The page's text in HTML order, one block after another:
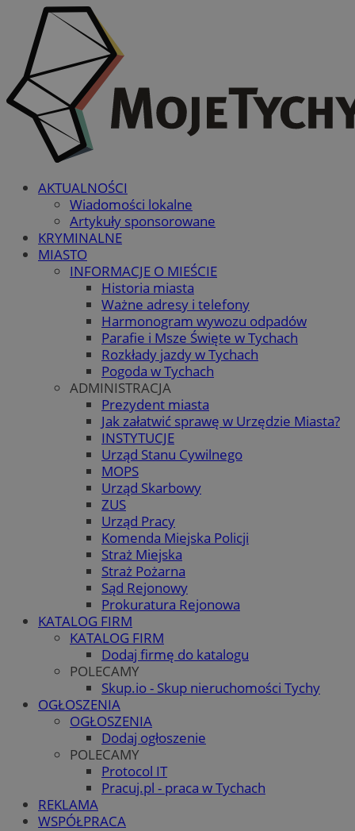
AKTUALNOŚCI
Wiadomości lokalne
Artykuły sponsorowane
KRYMINALNE
MIASTO
INFORMACJE O MIEŚCIE
Historia miasta
Ważne adresy i telefony
Harmonogram wywozu odpadów
Parafie i Msze Święte w Tychach
Rozkłady jazdy w Tychach
Pogoda w Tychach
ADMINISTRACJA
Prezydent miasta
Jak załatwić sprawę w Urzędzie Miasta?
INSTYTUCJE
Urząd Stanu Cywilnego
MOPS
Urząd Skarbowy
ZUS
Urząd Pracy
Komenda Miejska Policji
Straż Miejska
Straż Pożarna
Sąd Rejonowy
Prokuratura Rejonowa
KATALOG FIRM
KATALOG FIRM
Dodaj firmę do katalogu
POLECAMY
Skup.io - Skup nieruchomości Tychy
OGŁOSZENIA
OGŁOSZENIA
Dodaj ogłoszenie
POLECAMY
Protocol IT
Pracuj.pl - praca w Tychach
REKLAMA
WSPÓŁPRACA